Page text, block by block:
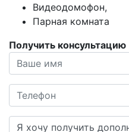
Видеодомофон,
Парная комната
Получить консультацию